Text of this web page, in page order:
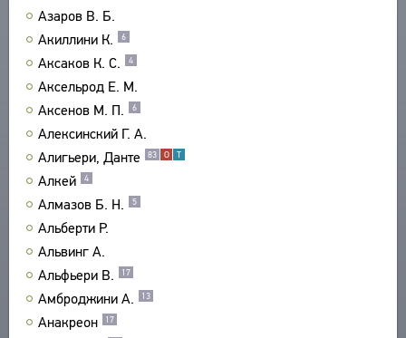
Азаров В. Б.
Акиллини К.
6
Аксаков К. С. 4
Аксельрод Е. М.
Аксенов М. П.
6
Алексинский Г. А.
Алигьери, Данте
83 О Т
Алкей 4
Алмазов Б. Н. 5
Альберти Р.
Альвинг А.
Альфьери В.
17
Амброджини А. 13
Анакреон 17
ПРОИЗВЕДЕНИЯ
ИЗДАНИЯ
ЭНЦИКЛОПЕДИЯ
СЛОВНИК
ВСЕ БИОСПРАВКИ
ПОЭТЫ
ПЕРЕВОДЧИКИ
ИССЛЕДОВАТЕЛИ
ТЕЗАУРУС
СТРУКТУРА
УКАЗАТЕЛЬ ТЕРМИНОВ
ПОИСК
О ПРОЕКТЕ
КРАТКО О ПРОЕКТЕ
ЦЕЛИ ПРОЕКТА
ПОДСИСТЕМЫ
КОРПУС
БИБЛИОТЕКА
ОБРАТНАЯ СВЯЗЬ
ПОЛЬЗОВАТЕЛЬСКОЕ СОГЛАШЕНИЕ
ЗАКЛАДКИ